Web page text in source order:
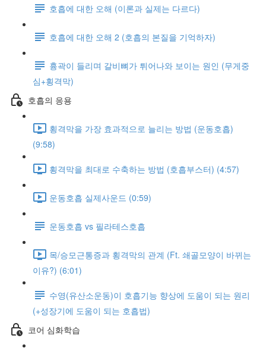
호흡에 대한 오해 (이론과 실제는 다르다)
호흡에 대한 오해 2 (호흡의 본질을 기억하자)
흉곽이 들리며 갈비뼈가 튀어나와 보이는 원인 (무게중
심+횡격막)
호흡의 응용
횡격막을 가장 효과적으로 늘리는 방법 (운동호흡)
(9:58)
횡격막을 최대로 수축하는 방법 (호흡부스터) (4:57)
운동호흡 실제사운드 (0:59)
운동호흡 vs 필라테스호흡
목/승모근통증과 횡격막의 관계 (Ft. 쇄골모양이 바뀌는
이유?) (6:01)
수영(유산소운동)이 호흡기능 향상에 도움이 되는 원리
(+성장기에 도움이 되는 호흡법)
코어 심화학습